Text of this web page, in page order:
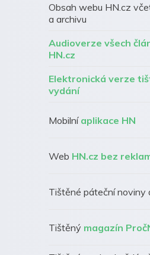
Obsah webu HN.cz
a archivu
Audioverze všech
HN.cz
Elektronická verze
vydání
Mobilní aplikace HN
Web HN.cz bez
Tištěné páteční noviny
Tištěný magazín